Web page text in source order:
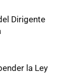
Dirigente
la Ley